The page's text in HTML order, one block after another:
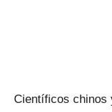
Científicos chinos